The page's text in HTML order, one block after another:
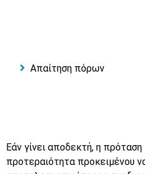
Απαίτηση πόρων
Εάν γίνει αποδεκτή, η πρόταση
προτεραιότητα προκειμένου